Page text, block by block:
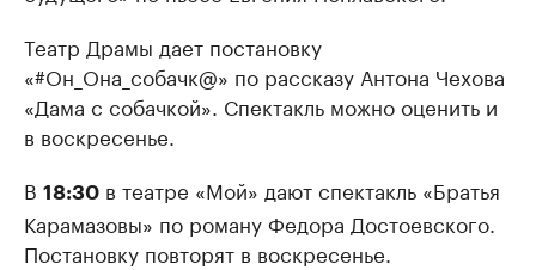
Театр Драмы дает постановку
«#Он_Она_собачк@» по рассказу Антона Чехова
«Дама с собачкой». Спектакль можно оценить и
в воскресенье.
В 18:30 в театре «Мой» дают спектакль «Братья
Карамазовы» по роману Федора Достоевского.
Постановку повторят в воскресенье.